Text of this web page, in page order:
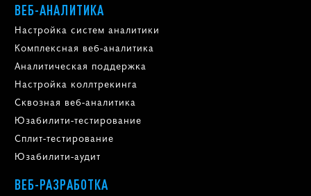
ВЕБ-АНАЛИТИКА
Настройка систем аналитики
Комплексная веб-аналитика
Аналитическая поддержка
Настройка коллтрекинга
Сквозная веб-аналитика
Юзабилити-тестирование
Сплит-тестирование
Юзабилити-аудит
ВЕБ-РАЗРАБОТКА